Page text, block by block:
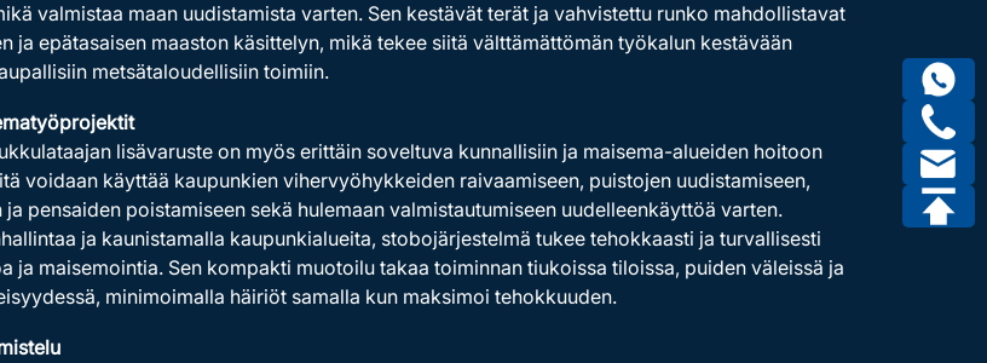
valmistaa maan uudistamista varten. Sen kestävät terät ja vahvistettu runko mahdollistavat
ja epätasaisen maaston käsittelyn, mikä tekee siitä välttämättömän työkalun kestävään
metsätaloudellisiin toimiin.
lisävaruste on myös erittäin soveltuva kunnallisiin ja maisema-alueiden hoitoon
voidaan käyttää kaupunkien vihervyöhykkeiden raivaamiseen, puistojen uudistamiseen,
pensaiden poistamiseen sekä hulemaan valmistautumiseen uudelleenkäyttöä varten.
ja kaunistamalla kaupunkialueita, stobojärjestelmä tukee tehokkaasti ja turvallisesti
ja maisemointia. Sen kompakti muotoilu takaa toiminnan tiukoissa tiloissa, puiden väleissä ja
minimoimalla häiriöt samalla kun maksimoi tehokkuuden.